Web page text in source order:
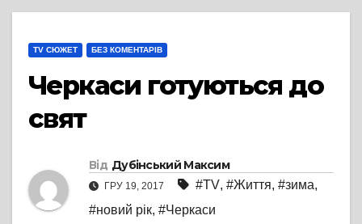
TV СЮЖЕТ БЕЗ КОМЕНТАРІВ
Черкаси готуються до
свят
Від Дубінський Максим
ГРУ 19, 2017 #TV, #Життя, #зима,
#новий рік, #Черкаси